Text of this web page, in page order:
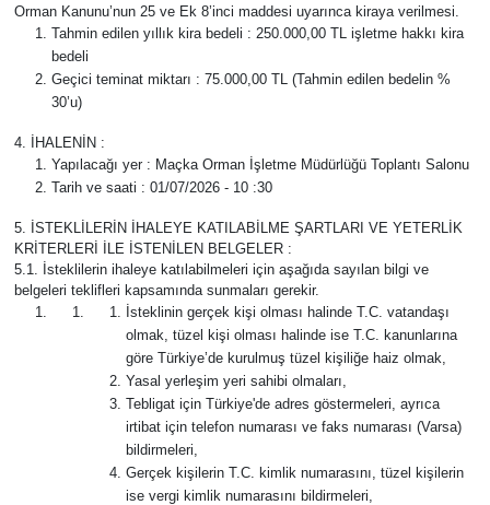
Orman Kanunu’nun 25 ve Ek 8’inci maddesi uyarınca kiraya verilmesi.
Tahmin edilen yıllık kira bedeli : 250.000,00 TL işletme hakkı kira
bedeli
Geçici teminat miktarı : 75.000,00 TL (Tahmin edilen bedelin %
30’u)
4. İHALENİN :
Yapılacağı yer : Maçka Orman İşletme Müdürlüğü Toplantı Salonu
Tarih ve saati : 01/07/2026 - 10 :30
5. İSTEKLİLERİN İHALEYE KATILABİLME ŞARTLARI VE YETERLİK
KRİTERLERİ İLE İSTENİLEN BELGELER :
5.1. İsteklilerin ihaleye katılabilmeleri için aşağıda sayılan bilgi ve
belgeleri teklifleri kapsamında sunmaları gerekir.
İsteklinin gerçek kişi olması halinde T.C. vatandaşı
olmak, tüzel kişi olması halinde ise T.C. kanunlarına
göre Türkiye’de kurulmuş tüzel kişiliğe haiz olmak,
Yasal yerleşim yeri sahibi olmaları,
Tebligat için Türkiye'de adres göstermeleri, ayrıca
irtibat için telefon numarası ve faks numarası (Varsa)
bildirmeleri,
Gerçek kişilerin T.C. kimlik numarasını, tüzel kişilerin
ise vergi kimlik numarasını bildirmeleri,
Ekonomi
Sağlık
Teknoloji